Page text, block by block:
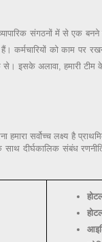
संगठनों में से एक
कर्मचारियों को काम पर
से। इसके अलावा, हमारी
सर्वोच्च लक्ष्य है
दीर्घकालिक संबंध